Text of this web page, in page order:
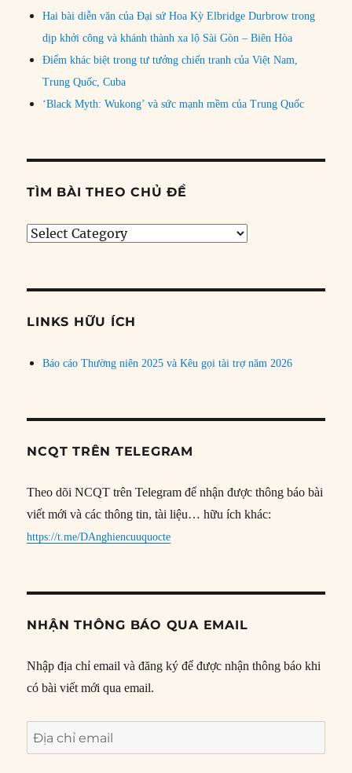
Hai bài diễn văn của Đại sứ Hoa Kỳ Elbridge Durbrow trong
dịp khởi công và khánh thành xa lộ Sài Gòn – Biên Hòa
Điểm khác biệt trong tư tưởng chiến tranh của Việt Nam,
Trung Quốc, Cuba
‘Black Myth: Wukong’ và sức mạnh mềm của Trung Quốc
TÌM BÀI THEO CHỦ ĐỀ
Tìm
đề
LINKS HỮU ÍCH
Báo cáo Thường niên 2025 và Kêu gọi tài trợ năm 2026
NCQT TRÊN TELEGRAM
Theo dõi NCQT trên Telegram để nhận được thông báo bài
viết mới và các thông tin, tài liệu… hữu ích khác:
https://t.me/DAnghiencuuquocte
NHẬN THÔNG BÁO QUA EMAIL
Nhập địa chỉ email và đăng ký để được nhận thông báo khi
có bài viết mới qua email.
Địa
chỉ